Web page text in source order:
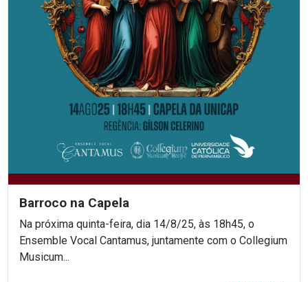
Barroco na Capela
Na próxima quinta-feira, dia 14/8/25, às 18h45, o
Ensemble Vocal Cantamus, juntamente com o Collegium
Musicum...